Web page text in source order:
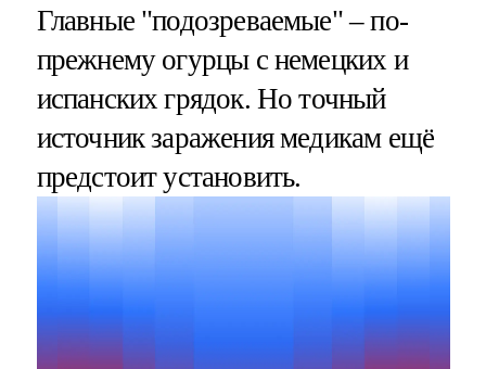
Главные "подозреваемые" – по-
прежнему огурцы с немецких и
испанских грядок. Но точный
источник заражения медикам ещё
предстоит установить.